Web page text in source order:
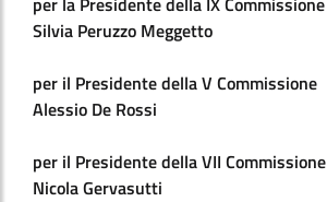
Silvia Peruzzo Meggetto
per il Presidente della V Commissione
Alessio De Rossi
per il Presidente della VII Commissione
Nicola Gervasutti